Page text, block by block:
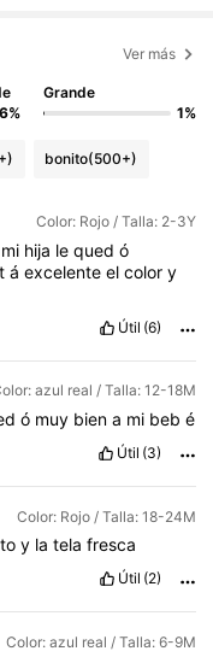
Ver más
Grande
1%
bonito(500+)
Color: Rojo / Talla: 2-3Y
mi hija le qued ó
áexcelenteelcolory
Útil (6)
azul real / Talla: 12-18M
ó muy bien a mi beb é
Útil (3)
Color: Rojo / Talla: 18-24M
y la tela fresca
Útil (2)
Color: azul real / Talla: 6-9M